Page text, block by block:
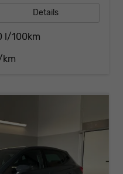
Details
l/100km
km